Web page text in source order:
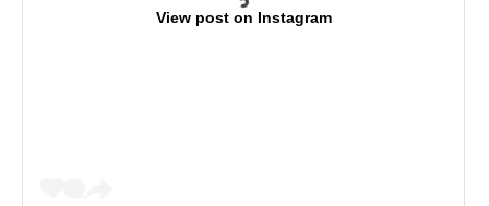
View post on Instagram